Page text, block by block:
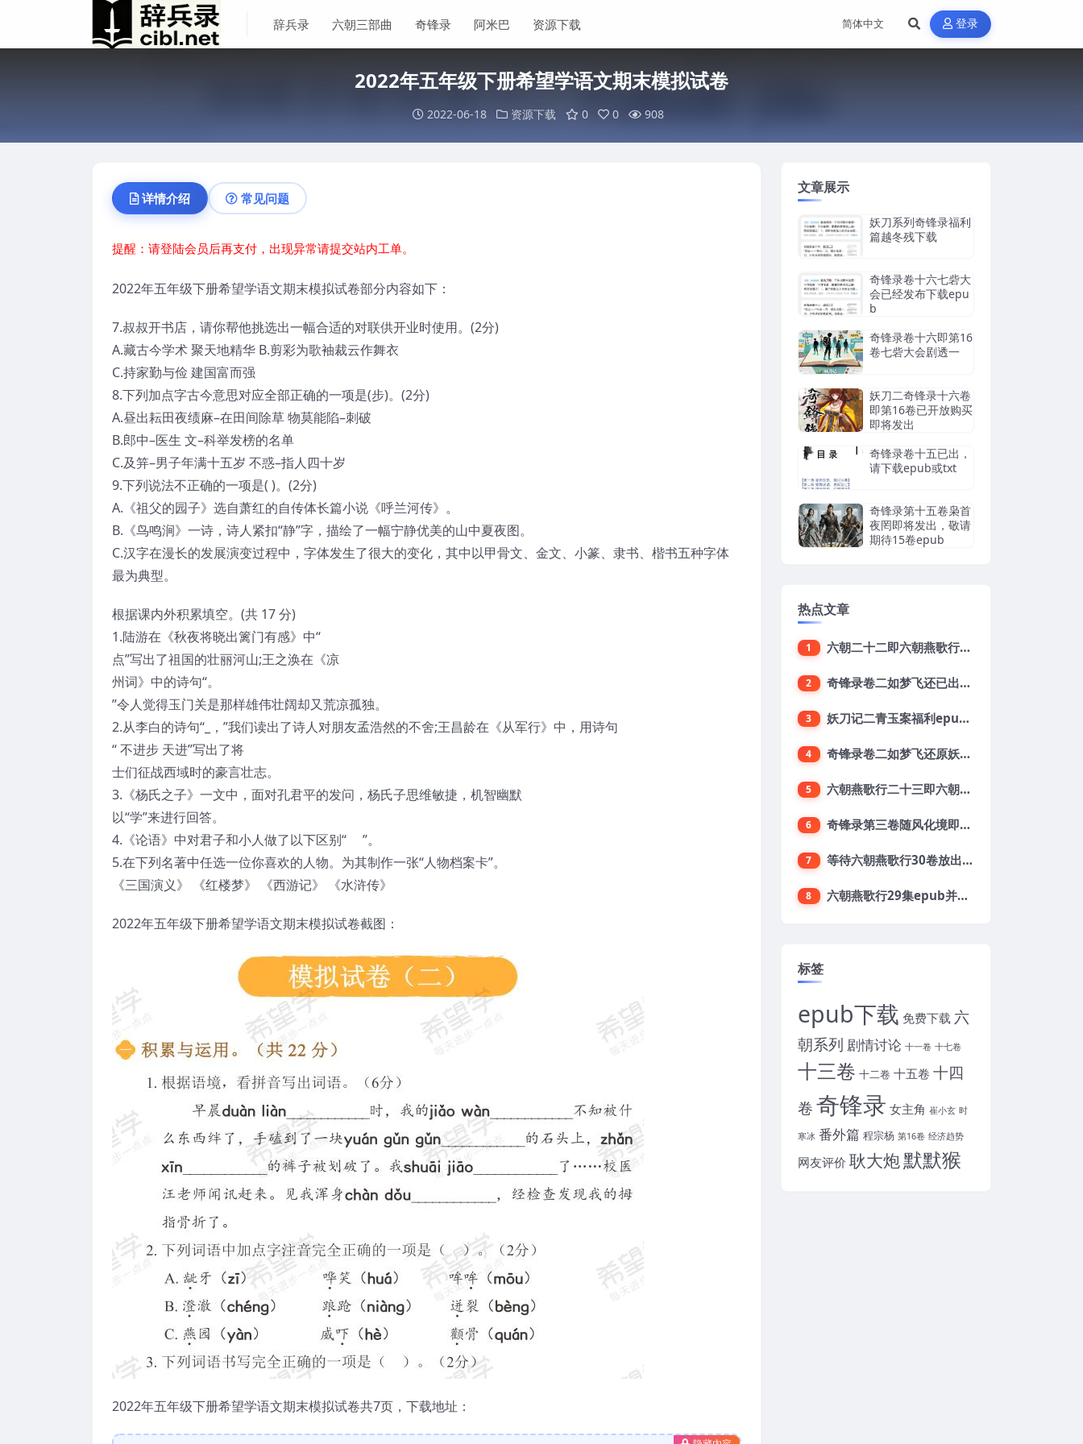
辞兵录 六朝三部曲 奇锋录 阿米巴 资源下载 登录
2022年五年级下册希望学语文期末模拟试卷
2022-06-18 资源下载 0 0 908
详情介绍 常见问题
提醒：请登陆会员后再支付，出现异常请提交站内工单。
2022年五年级下册希望学语文期末模拟试卷部分内容如下：
7.叔叔开书店，请你帮他挑选出一幅合适的对联供开业时使用。(2分)
A.藏古今学术 聚天地精华 B.剪彩为歌袖裁云作舞衣
C.持家勤与俭 建国富而强
8.下列加点字古今意思对应全部正确的一项是(步)。(2分)
A.昼出耘田夜绩麻–在田间除草 物莫能陷–刺破
B.郎中–医生 文–科举发榜的名单
C.及笄–男子年满十五岁 不惑–指人四十岁
9.下列说法不正确的一项是( )。(2分)
A.《祖父的园子》选自萧红的自传体长篇小说《呼兰河传》。
B.《鸟鸣涧》一诗，诗人紧扣“静”字，描绘了一幅宁静优美的山中夏夜图。
C.汉字在漫长的发展演变过程中，字体发生了很大的变化，其中以甲骨文、金文、小篆、隶书、楷书五种字体
最为典型。
根据课内外积累填空。(共 17 分)
1.陆游在《秋夜将晓出篱门有感》中“
点”写出了祖国的壮丽河山;王之涣在《凉
州词》中的诗句“。
”令人觉得玉门关是那样雄伟壮阔却又荒凉孤独。
2.从李白的诗句“_，”我们读出了诗人对朋友孟浩然的不舍;王昌龄在《从军行》中，用诗句
“ 不进步 天进”写出了将
士们征战西域时的豪言壮志。
3.《杨氏之子》一文中，面对孔君平的发问，杨氏子思维敏捷，机智幽默
以“学”来进行回答。
4.《论语》中对君子和小人做了以下区别“ ”。
5.在下列名著中任选一位你喜欢的人物。为其制作一张“人物档案卡”。
《三国演义》 《红楼梦》 《西游记》 《水浒传》
2022年五年级下册希望学语文期末模拟试卷截图：
2022年五年级下册希望学语文期末模拟试卷共7页，下载地址：
文章展示
妖刀系列奇锋录福利
篇越冬残下载
奇锋录卷十六七砦大
会已经发布下载epu
b
奇锋录卷十六即第16
卷七砦大会剧透一
妖刀二奇锋录十六卷
即第16卷已开放购买
即将发出
奇锋录卷十五已出，
请下载epub或txt
奇锋录第十五卷枭首
夜罔即将发出，敬请
期待15卷epub
热点文章
1 六朝二十二即六朝燕歌行22集已出敬请下载
2 奇锋录卷二如梦飞还已出epub下载地址
3 妖刀记二青玉案福利epub，鱼龙舞16终结版txt下载
4 奇锋录卷二如梦飞还原妖刀2第二卷目录及梗概
5 六朝燕歌行二十三即六朝23集开始预定了
6 奇锋录第三卷随风化境即妖刀贰卷三开放下载
7 等待六朝燕歌行30卷放出上集之第六章阖家献祝
8 六朝燕歌行29集epub并期待下载六朝三十集
标签
epub下载 免费下载 六
朝系列 剧情讨论 十一卷 十七卷
十三卷 十二卷 十五卷 十四
卷奇锋录 女主角 崔小玄 时
寒冰 番外篇 程宗杨 第16卷 经济趋势
网友评价 耿大炮默默猴